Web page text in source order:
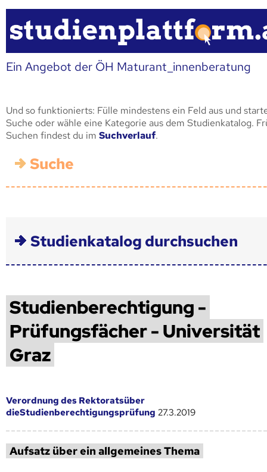
Ein Angebot der ÖH Maturant_innenberatung
Und so funktionierts: Fülle mindestens ein Feld aus und
Suche oder wähle eine Kategorie aus dem Studienkatalog.
Suchen findest du im Suchverlauf.
Suche
Studienkatalog durchsuchen
Studienberechtigung -
Prüfungsfächer - Universität
Graz
Verordnung des Rektoratsüber
dieStudienberechtigungsprüfung 27.3.2019
Aufsatz über ein allgemeines Thema